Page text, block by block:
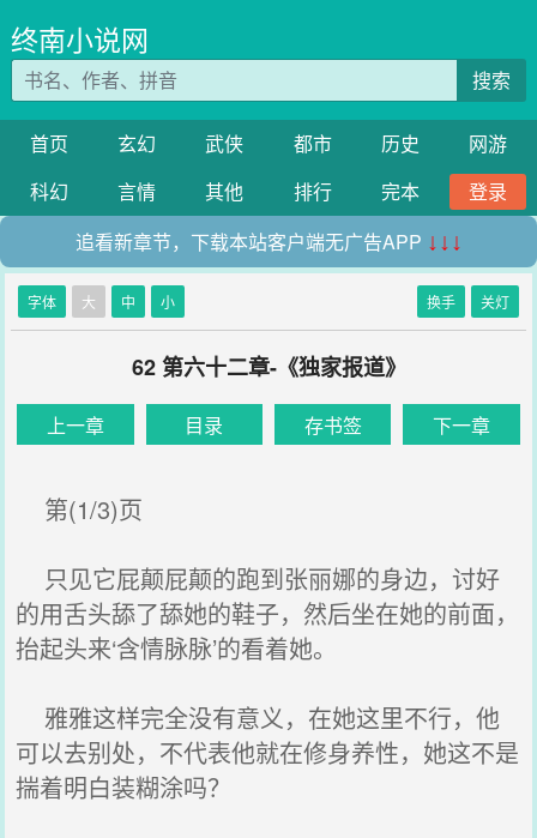
终南小说网
搜索
首页 玄幻 武侠 都市 历史
网游
科幻
言情 其他 排行 完本
登录
追看新章节，下载本站客户端无广告APP ↓↓↓
字体 大 中 小 换手 关灯
62 第六十二章-《独家报道》
上一章 目录 存书签 下一章
第(1/3)页
只见它屁颠屁颠的跑到张丽娜的身边，讨好
的用舌头舔了舔她的鞋子，然后坐在她的前面，
抬起头来‘含情脉脉’的看着她。
雅雅这样完全没有意义，在她这里不行，他
可以去别处，不代表他就在修身养性，她这不是
揣着明白装糊涂吗？